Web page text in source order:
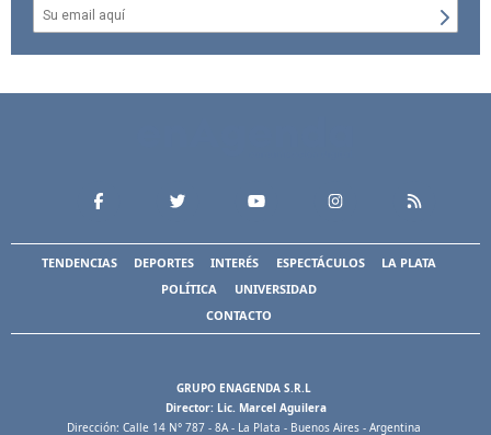
TENDENCIAS DEPORTES INTERÉS ESPECTÁCULOS
LA PLATA
POLÍTICA
UNIVERSIDAD
CONTACTO
GRUPO ENAGENDA S.R.L
Director: Lic. Marcel Aguilera
Dirección: Calle 14 N° 787 - 8A - La Plata - Buenos Aires - Argentina